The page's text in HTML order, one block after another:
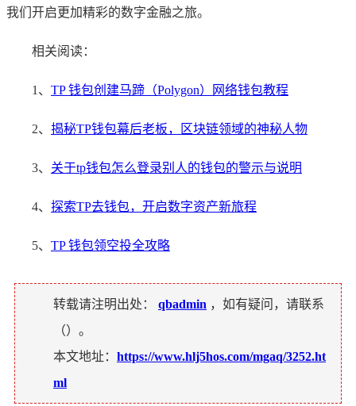
我们开启更加精彩的数字金融之旅。
相关阅读：
1、 TP 钱包创建马蹄（Polygon）网络钱包教程
2、 揭秘TP钱包幕后老板，区块链领域的神秘人物
3、 关于tp钱包怎么登录别人的钱包的警示与说明
4、 探索TP去钱包，开启数字资产新旅程
5、 TP 钱包领空投全攻略
转载请注明出处： qbadmin ，如有疑问，请联系
（）。
本文地址： https://www.hlj5hos.com/mgaq/3252.ht
ml